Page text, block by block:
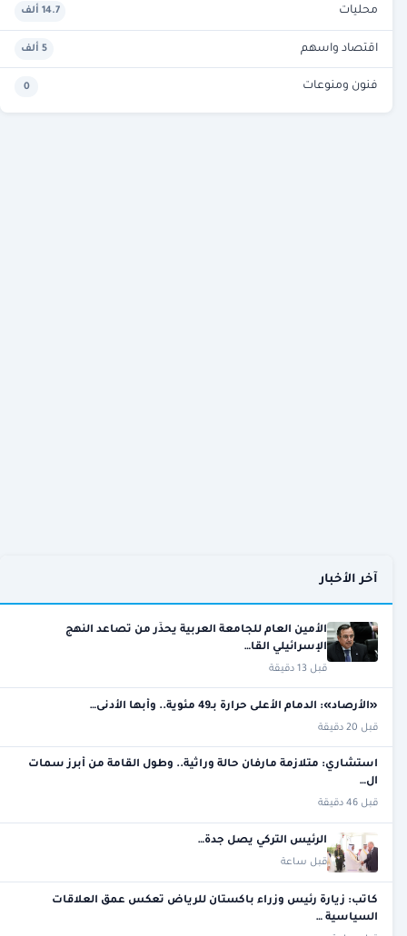
محليات 14.7 ألف
اقتصاد واسهم 5 ألف
فنون ومنوعات 0
آخر الأخبار
الأمين العام للجامعة العربية يحذّر من تصاعد النهج
الإسرائيلي القا…
قبل 13 دقيقة
«الأرصاد»: الدمام الأعلى حرارة بـ49 مئوية.. وأبها الأدنى…
قبل 20 دقيقة
استشاري: متلازمة مارفان حالة وراثية.. وطول القامة من أبرز سمات
ال…
قبل 46 دقيقة
الرئيس التركي يصل جدة…
قبل ساعة
كاتب: زيارة رئيس وزراء باكستان للرياض تعكس عمق العلاقات
السياسية …